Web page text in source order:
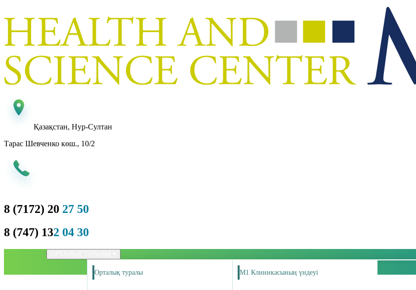
Қазақстан, Нур-Султан
Тарас Шевченко көш., 10/2
8 (7172) 20 27 50
8 (747) 132 04 30
Орталық туралы М1 Клиникасының үндеуі